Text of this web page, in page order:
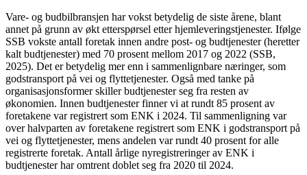
Vare- og budbilbransjen har vokst betydelig de siste årene, blant
annet på grunn av økt etterspørsel etter hjemleveringstjenester. Ifølge
SSB vokste antall foretak innen andre post- og budtjenester (heretter
kalt budtjenester) med 70 prosent mellom 2017 og 2022 (SSB,
2025). Det er betydelig mer enn i sammenlignbare næringer, som
godstransport på vei og flyttetjenester. Også med tanke på
organisasjonsformer skiller budtjenester seg fra resten av
økonomien. Innen budtjenester finner vi at rundt 85 prosent av
foretakene var registrert som ENK i 2024. Til sammenligning var
over halvparten av foretakene registrert som ENK i godstransport på
vei og flyttetjenester, mens andelen var rundt 40 prosent for alle
registrerte foretak. Antall årlige nyregistreringer av ENK i
budtjenester har omtrent doblet seg fra 2020 til 2024.